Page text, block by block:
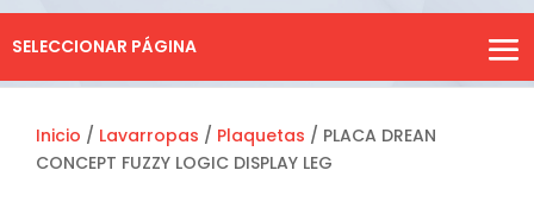
SELECCIONAR PÁGINA
Inicio / Lavarropas / Plaquetas / PLACA DREAN
CONCEPT FUZZY LOGIC DISPLAY LEG